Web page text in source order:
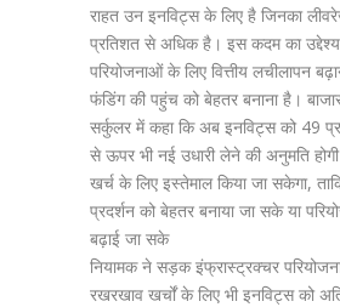
राहत उन इनविट्स के लिए है जिनका
प्रतिशत से अधिक है। इस कदम का
परियोजनाओं के लिए वित्तीय लचीलापन
फंडिंग की पहुंच को बेहतर बनाना है।
सर्कुलर में कहा कि अब इनविट्स को 49
से ऊपर भी नई उधारी लेने की अनुमति
खर्च के लिए इस्तेमाल किया जा सकेगा,
प्रदर्शन को बेहतर बनाया जा सके या
बढ़ाई जा सके
नियामक ने सड़क इंफ्रास्ट्रक्चर
रखरखाव खर्चों के लिए भी इनविट्स को